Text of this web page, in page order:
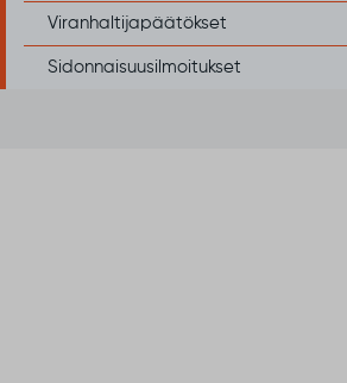
Viranhaltijapäätökset
Sidonnaisuusilmoitukset